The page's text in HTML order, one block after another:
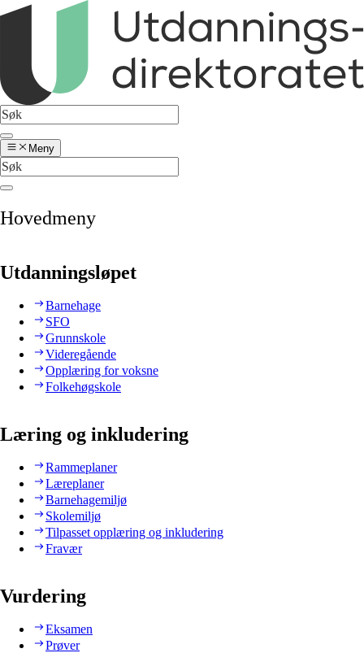
Meny
Hovedmeny
Utdanningsløpet
Barnehage
SFO
Grunnskole
Videregående
Opplæring for voksne
Folkehøgskole
Læring og inkludering
Rammeplaner
Læreplaner
Barnehagemiljø
Skolemiljø
Tilpasset opplæring og inkludering
Fravær
Vurdering
Eksamen
Prøver